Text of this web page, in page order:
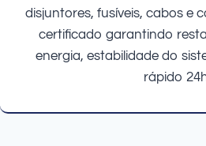
disjuntores, fusíveis, cabos e
certificado garantindo
energia, estabilidade do
rápido